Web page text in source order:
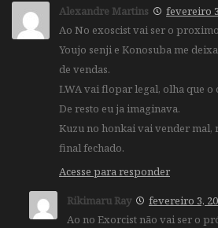
Alexandre Martins
fevereiro
Ao No exoscist vai ser o
Youjo senji e Konosuba me
de vendas.
LWA vai flopar legal, olha que o
De resto eu ja imaginava.
Kuzu no honkai vai vender mal,
final fechado.
Acesse para responder
Rikimaru Ray
fevereiro 3,
Ao no Exorcist não vai ser o